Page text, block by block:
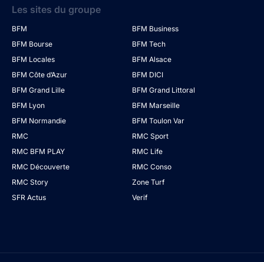
Les sites du groupe
BFM
BFM Business
BFM Bourse
BFM Tech
BFM Locales
BFM Alsace
BFM Côte d’Azur
BFM DICI
BFM Grand Lille
BFM Grand Littoral
BFM Lyon
BFM Marseille
BFM Normandie
BFM Toulon Var
RMC
RMC Sport
RMC BFM PLAY
RMC Life
RMC Découverte
RMC Conso
RMC Story
Zone Turf
SFR Actus
Verif